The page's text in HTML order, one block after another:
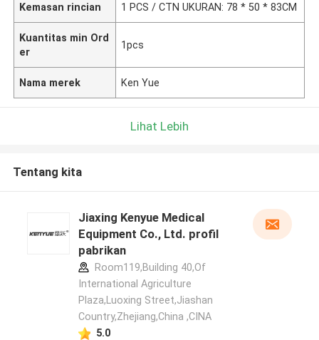
Kemasan rincian 1 PCS / CTN UKURAN: 78 * 50 * 83CM
Kuantitas min Ord
er
1pcs
Nama merek Ken Yue
Lihat Lebih
Tentang kita
Jiaxing Kenyue Medical
Equipment Co., Ltd. profil
pabrikan
Room119,Building 40,Of
International Agriculture
Plaza,Luoxing Street,Jiashan
Country,Zhejiang,China ,CINA
5.0